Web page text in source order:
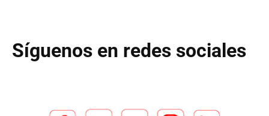
Síguenos en redes sociales